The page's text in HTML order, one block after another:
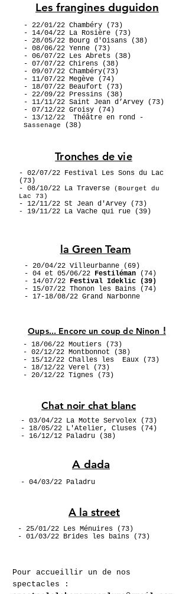
Les frangines duguidon
- 22/01/22 Chambéry (73)
- 14/04/22 La Rosière (73)
- 28/05/22 Bourg d'Oisans (38)
- 08/06/22 Yenne (73)
- 06/07/22 Les Abrets (38)
- 07/07/22 Chirens (38)
- 09/07/22 Chambéry(73)
- 11/07/22 Megève (74)
- 18/07/22 Beaufort (73)
- 22/09/22 Pressins (38)
- 11/11/22 Saint Jean d’Arvey (73)
- 07/12/22 Groisy (74)
- 13/12/22 Théâtre en rond -
Sassenage (38)
Tronches de vie
- 02/07/22 Festival Les Sons du Lac
(73)
- 08/10/22 La Traverse
(Bourget du
Lac 73)
- 12/11/22 St Jean d'Arvey (73)
- 19/11/22 La Vache qui rue (39)
la Green Team
- 20/04/22 Villeurbanne (69)
- 04 et 05/06/22 Festiléman (74)
- 14/07/22 Festival Ideklic (39)
- 15/07/22 Thonon les Bains (74)
- 17-18/08/22 Grand Narbonne
Oups... Encore un coup de Ninon !
- 18/06/22 Moutiers (73)
- 02/12/22 Montbonnot (38)
- 15/12/22 Challes les Eaux (73)
- 18/12/22 Verel (73)
- 20/12/22 Tignes (73)
Chat noir chat blanc
- 03/04/22 La Motte Servolex (73)
- 18/05/22 L'Atelier, Cluses (74)
- 16/12/12 Paladru (38)
A dada
- 04/03/22 Paladru
A la street
- 25/01/22 Les Ménuires (73)
- 01/03/22 Brides les bains (73)
Pour accueillir un de nos
spectacles :